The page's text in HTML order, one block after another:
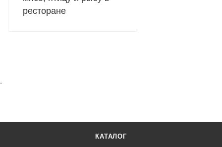
ресторане
.
КАТАЛОГ